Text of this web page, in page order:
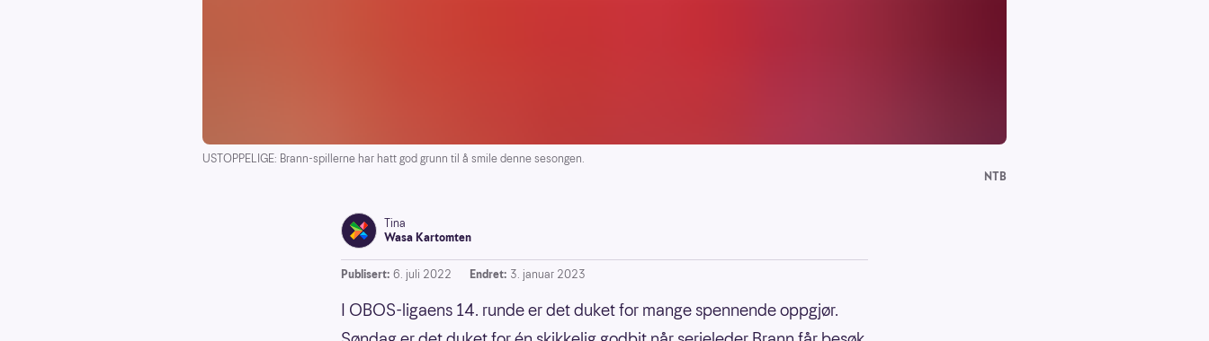
USTOPPELIGE: Brann-spillerne har hatt god grunn til å smile denne sesongen.
NTB
Tina
Wasa Kartomten
Publisert: 6. juli 2022 Endret: 3. januar 2023
I OBOS-ligaens 14. runde er det duket for mange spennende oppgjør.